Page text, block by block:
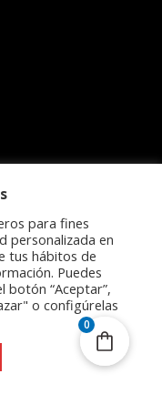
Acidalio Lorenzo.
web por
para fines
personalizada en
tus hábitos de
Puedes
botón “Aceptar”,
o configúrelas
0